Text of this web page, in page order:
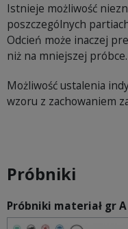
Istnieje możliwość
poszczególnych
Odcień może inaczej
niż na mniejszej próbce.
Możliwość ustalenia
wzoru z zachowaniem
Próbniki
Próbniki materiał gr A